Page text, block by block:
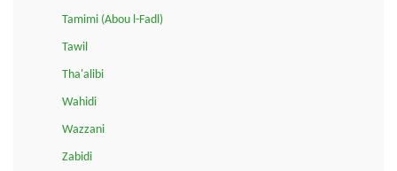
Tamimi (Abou l-Fadl)
Tawil
Tha'alibi
Wahidi
Wazzani
Zabidi